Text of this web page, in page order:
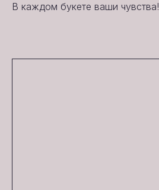
В каждом букете ваши чувства!